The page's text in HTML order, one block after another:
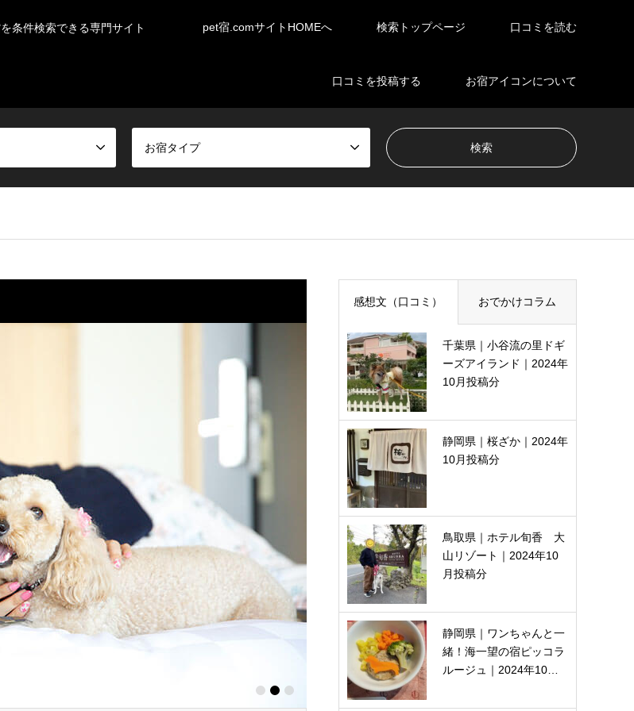
条件検索できる専門サイト pet宿.comサイトHOMEへ 検索トップページ 口コミを読む
口コミを投稿する お宿アイコンについて
お宿タイプ
感想文（口コミ） おでかけコラム
千葉県｜小谷流の里ドギ
ーズアイランド｜2024年
10月投稿分
静岡県｜桜ざか｜2024年
10月投稿分
鳥取県｜ホテル旬香 大
山リゾート｜2024年10
月投稿分
静岡県｜ワンちゃんと一
緒！海一望の宿ピッコラ
ルージュ｜2024年10…